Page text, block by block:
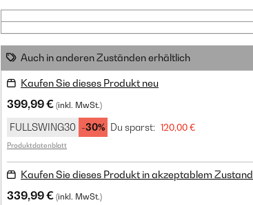
Auch in anderen Zuständen erhältlich
Kaufen Sie dieses Produkt neu
399,99 € (inkl. MwSt.)
FULLSWING30 -30% Du sparst: 120,00 €
Produktdatenblatt
Kaufen Sie dieses Produkt in akzeptablem Zustand
339,99 € (inkl. MwSt.)